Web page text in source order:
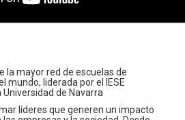
la mayor red de escuelas de
mundo, liderada por el IESE
Universidad de Navarra
líderes que generen un impacto